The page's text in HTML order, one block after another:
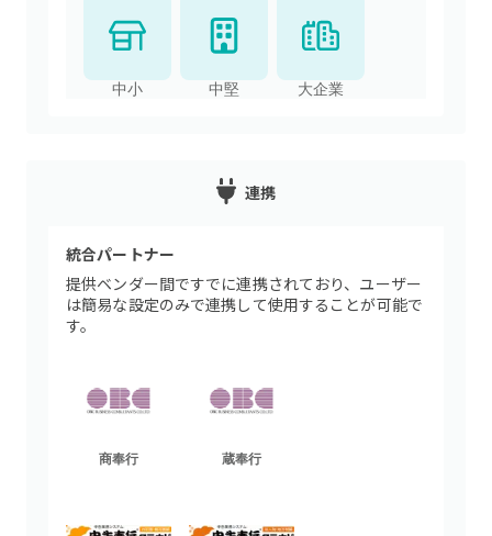
中小 中堅 大企業
連携
統合パートナー
提供ベンダー間ですでに連携されており、ユーザー
は簡易な設定のみで連携して使用することが可能で
す。
商奉行 蔵奉行